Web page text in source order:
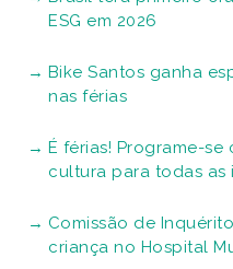
ESG em 2026
Bike Santos ganha
nas férias
É férias! Programe-
cultura para todas as
Comissão de
criança no Hospital